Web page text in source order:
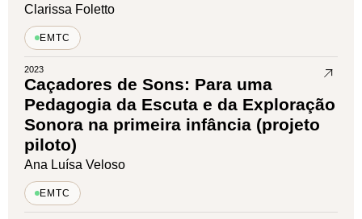
Clarissa Foletto
EMTC
2023
Caçadores de Sons: Para uma
Pedagogia da Escuta e da Exploração
Sonora na primeira infância (projeto
piloto)
Ana Luísa Veloso
EMTC